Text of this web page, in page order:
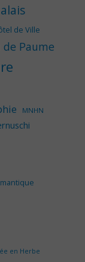
de Ville
de Paume
MNHN
en Herbe